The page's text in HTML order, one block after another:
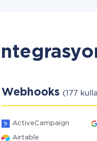
Webhooks (177
ActiveCampaign
Airtable